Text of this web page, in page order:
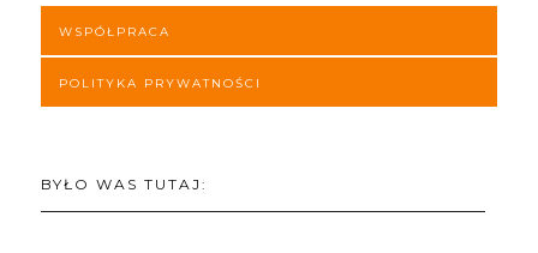
WSPÓŁPRACA
POLITYKA PRYWATNOŚCI
BYŁO WAS TUTAJ: